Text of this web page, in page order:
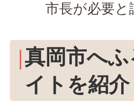
市長が必要と
真岡市へ
イトを紹